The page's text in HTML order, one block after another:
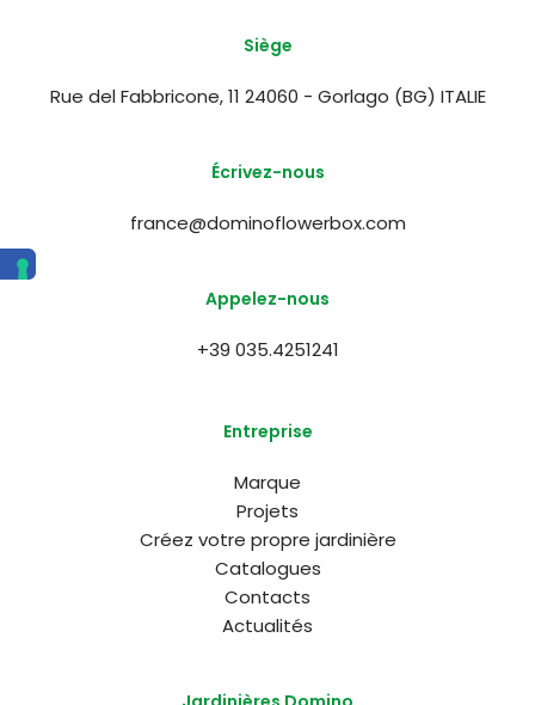
Siège
Rue del Fabbricone, 11 24060 - Gorlago (BG) ITALIE
Écrivez-nous
france@dominoflowerbox.com
Appelez-nous
+39 035.4251241
Entreprise
Marque
Projets
Créez votre propre jardinière
Catalogues
Contacts
Actualités